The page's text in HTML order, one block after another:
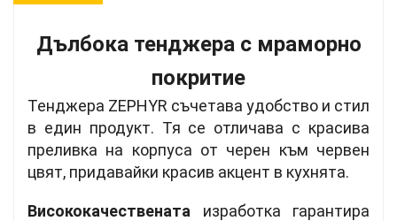
Дълбока тенджера с мраморно
покритие
Тенджера ZEPHYR съчетава удобство и стил
в един продукт. Тя се отличава с красива
преливка на корпуса от черен към червен
цвят, придавайки красив акцент в кухнята.
Висококачествената изработка гарантира